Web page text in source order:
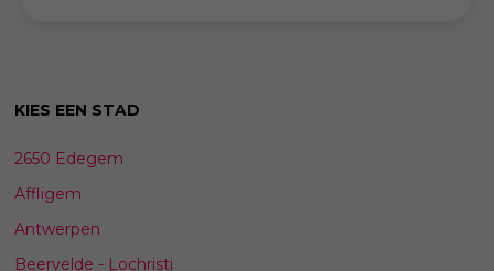
KIES EEN STAD
2650 Edegem
Affligem
Antwerpen
Beervelde - Lochristi